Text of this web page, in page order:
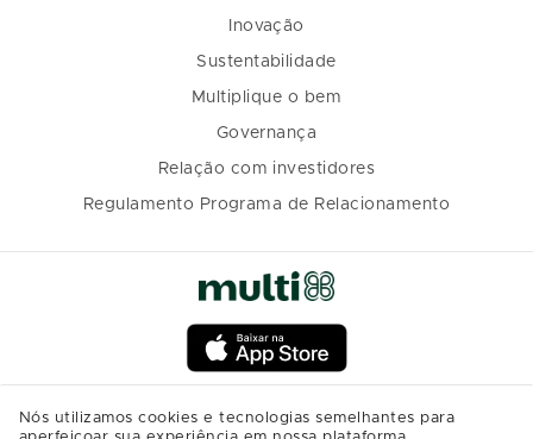
Inovação
Sustentabilidade
Multiplique o bem
Governança
Relação com investidores
Regulamento Programa de Relacionamento
Nós utilizamos cookies e tecnologias semelhantes para